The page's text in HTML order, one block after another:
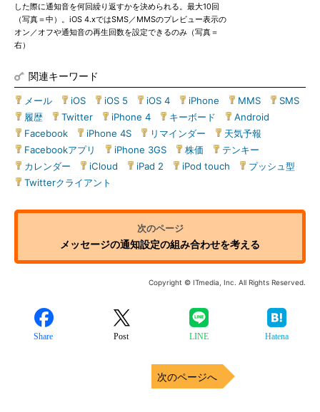
した際に通知音を何回繰り返すかを決められる。最大10回
（写真＝中）。iOS 4.xではSMS／MMSのプレビュー表示の
オン／オフや通知音の再生回数を設定できるのみ（写真＝
右）
関連キーワード
メール iOS iOS 5 iOS 4 iPhone MMS SMS
履歴
Twitter iPhone 4 キーボード Android
Facebook
iPhone 4S リマインダー 天気予報
Facebookアプリ
iPhone 3GS 株価 テンキー
カレンダー
iCloud iPad 2 iPod touch プッシュ型
Twitterクライアント
メッセージの通知設定の組み合わせを考える
Copyright © ITmedia, Inc. All Rights Reserved.
Share Post LINE Hatena
次のページへ